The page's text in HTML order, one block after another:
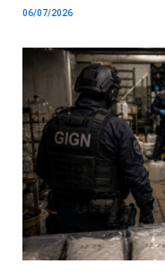
06/07/2026